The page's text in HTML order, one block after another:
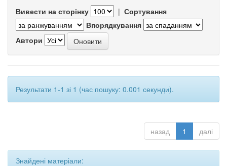
Вивести на сторінку | Сортування
Впорядкування
Автори
Результати 1-1 зі 1 (час пошуку: 0.001 секунди).
назад 1 далі
Знайдені матеріали: